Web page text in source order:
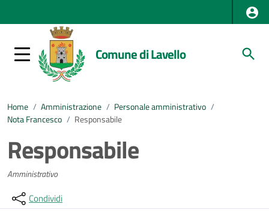
Comune di Lavello
Home / Amministrazione / Personale amministrativo /
Nota Francesco / Responsabile
Responsabile
Amministrativo
Condividi